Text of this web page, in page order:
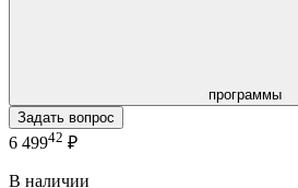
программы
Задать вопрос
6 49942 ₽
В наличии